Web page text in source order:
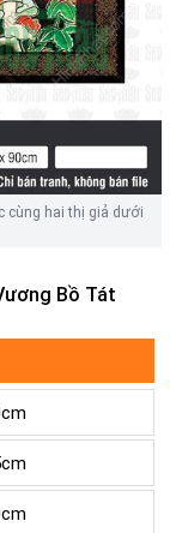
cùng hai thị giả dưới
Bồ Tát